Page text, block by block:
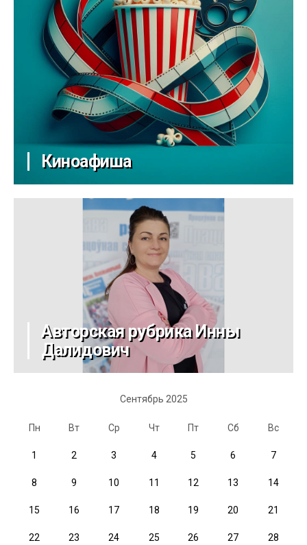
Киноафиша
Авторская рубрика Инны
Далидович
Сентябрь 2025
Пн Вт Ср Чт Пт Сб Вс
1 2 3 4 5 6 7
8 9 10 11 12 13 14
15 16 17 18 19 20 21
22 23 24 25 26 27 28